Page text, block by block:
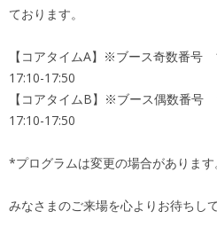
ております。
【コアタイムA】※ブース奇数番号
17:10-17:50
【コアタイムB】※ブース偶数番
17:10-17:50
*プログラムは変更の場合があります
みなさまのご来場を心よりお待ちし